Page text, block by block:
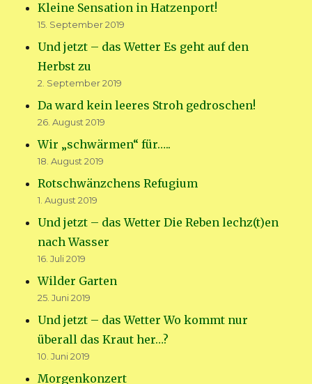
Kleine Sensation in Hatzenport!
15. September 2019
Und jetzt – das Wetter Es geht auf den
Herbst zu
2. September 2019
Da ward kein leeres Stroh gedroschen!
26. August 2019
Wir „schwärmen“ für…..
18. August 2019
Rotschwänzchens Refugium
1. August 2019
Und jetzt – das Wetter Die Reben lechz(t)en
nach Wasser
16. Juli 2019
Wilder Garten
25. Juni 2019
Und jetzt – das Wetter Wo kommt nur
überall das Kraut her…?
10. Juni 2019
Morgenkonzert